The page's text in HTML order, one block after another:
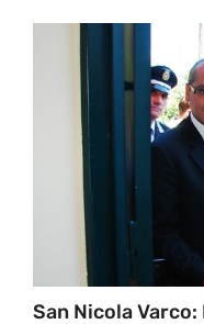
San Nicola